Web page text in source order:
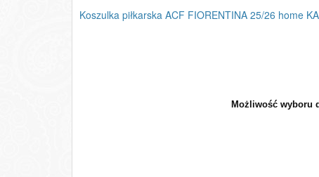
Koszulka piłkarska ACF FIORENTINA 25/26 home
Możliwość wyboru